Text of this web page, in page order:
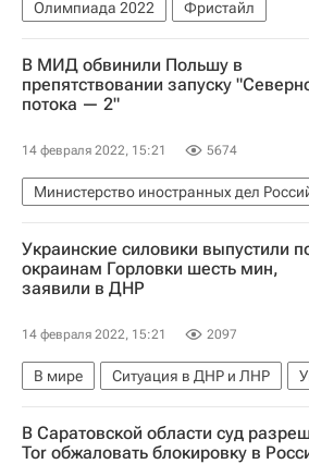
Олимпиада 2022 Фристайл
В МИД обвинили Польшу в
препятствовании запуску
потока — 2"
14 февраля 2022, 15:21 5674
Экономика
Северный поток — 2
Польша
Украинские силовики выпустили
окраинам Горловки шесть мин,
заявили в ДНР
14 февраля 2022, 15:21 2097
В мире Ситуация в ДНР и ЛНР
Вооруженные силы Украины
ДНР
Донбасс
В Саратовской области суд
Tor обжаловать блокировку в